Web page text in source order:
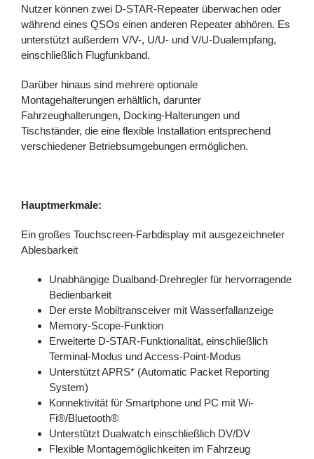
Nutzer können zwei D-STAR-Repeater überwachen oder
während eines QSOs einen anderen Repeater abhören. Es
unterstützt außerdem V/V-, U/U- und V/U-Dualempfang,
einschließlich Flugfunkband.
Darüber hinaus sind mehrere optionale
Montagehalterungen erhältlich, darunter
Fahrzeughalterungen, Docking-Halterungen und
Tischständer, die eine flexible Installation entsprechend
verschiedener Betriebsumgebungen ermöglichen.
Hauptmerkmale:
Ein großes Touchscreen-Farbdisplay mit ausgezeichneter
Ablesbarkeit
Unabhängige Dualband-Drehregler für hervorragende
Bedienbarkeit
Der erste Mobiltransceiver mit Wasserfallanzeige
Memory-Scope-Funktion
Erweiterte D-STAR-Funktionalität, einschließlich
Terminal-Modus und Access-Point-Modus
Unterstützt APRS* (Automatic Packet Reporting
System)
Konnektivität für Smartphone und PC mit Wi-
Fi®/Bluetooth®
Unterstützt Dualwatch einschließlich DV/DV
Flexible Montagemöglichkeiten im Fahrzeug